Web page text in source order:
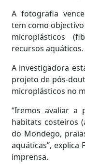
A fotografia
tem como
microplásticos
recursos aquáticos.
A investigadora
projeto de pós-
microplásticos no
“Iremos avaliar a
habitats costeiros
do Mondego,
aquáticas”, explica
imprensa.